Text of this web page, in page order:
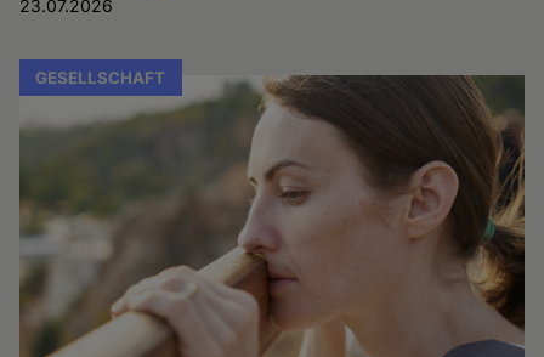
23.07.2026
GESELLSCHAFT